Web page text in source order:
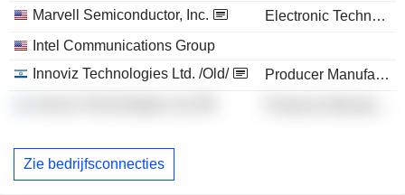
Marvell Semiconductor, Inc.
Electronic Technology
Intel Communications Group
Innoviz Technologies Ltd. /Old/
Producer Manufacturing
Zie bedrijfsconnecties